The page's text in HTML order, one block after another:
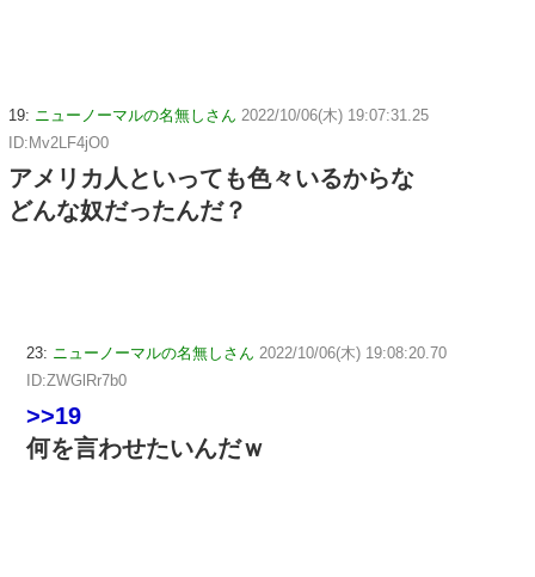
19: ニューノーマルの名無しさん 2022/10/06(木) 19:07:31.25
ID:Mv2LF4jO0
アメリカ人といっても色々いるからな
どんな奴だったんだ？
23: ニューノーマルの名無しさん 2022/10/06(木) 19:08:20.70
ID:ZWGlRr7b0
>>19
何を言わせたいんだｗ